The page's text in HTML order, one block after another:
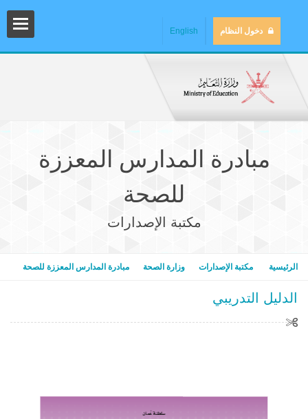
دخول النظام English
مبادرة المدارس المعززة
للصحة
مكتبة الإصدارات
الرئيسية مكتبة الإصدارات وزارة الصحة مبادرة المدارس المعززة للصحة
الدليل التدريبي